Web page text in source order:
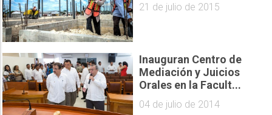
21 de julio de 2015
Inauguran Centro de
Mediación y Juicios
Orales en la Facult...
04 de julio de 2014